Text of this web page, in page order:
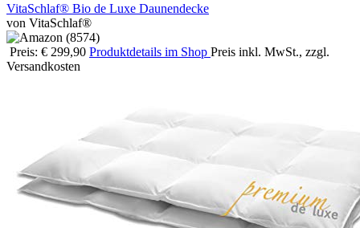
VitaSchlaf® Bio de Luxe Daunendecke
von VitaSchlaf®
Preis: € 299,90 Produktdetails im Shop Preis inkl. MwSt., zzgl.
Versandkosten